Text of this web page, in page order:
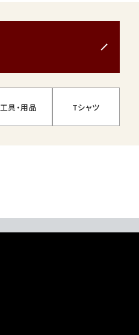
工具・用品 Tシャツ